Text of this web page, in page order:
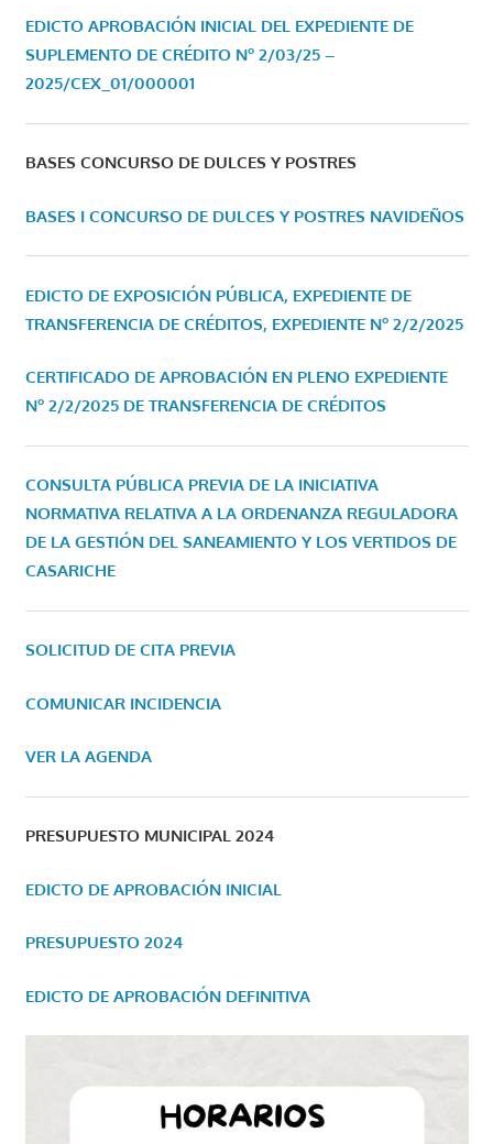
EDICTO APROBACIÓN INICIAL DEL EXPEDIENTE DE
SUPLEMENTO DE CRÉDITO Nº 2/03/25 –
2025/CEX_01/000001
BASES CONCURSO DE DULCES Y POSTRES
BASES I CONCURSO DE DULCES Y POSTRES NAVIDEÑOS
EDICTO DE EXPOSICIÓN PÚBLICA, EXPEDIENTE DE
TRANSFERENCIA DE CRÉDITOS, EXPEDIENTE Nº 2/2/2025
CERTIFICADO DE APROBACIÓN EN PLENO EXPEDIENTE
Nº 2/2/2025 DE TRANSFERENCIA DE CRÉDITOS
CONSULTA PÚBLICA PREVIA DE LA INICIATIVA
NORMATIVA RELATIVA A LA ORDENANZA REGULADORA
DE LA GESTIÓN DEL SANEAMIENTO Y LOS VERTIDOS DE
CASARICHE
SOLICITUD DE CITA PREVIA
COMUNICAR INCIDENCIA
VER LA AGENDA
PRESUPUESTO MUNICIPAL 2024
EDICTO DE APROBACIÓN INICIAL
PRESUPUESTO 2024
EDICTO DE APROBACIÓN DEFINITIVA